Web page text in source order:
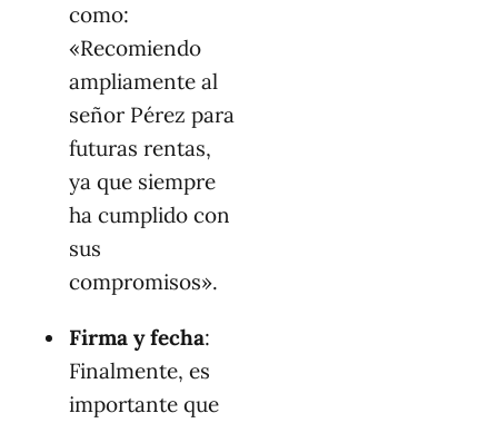
como:
«Recomiendo
ampliamente al
señor Pérez para
futuras rentas,
ya que siempre
ha cumplido con
sus
compromisos».
Firma y fecha:
Finalmente, es
importante que